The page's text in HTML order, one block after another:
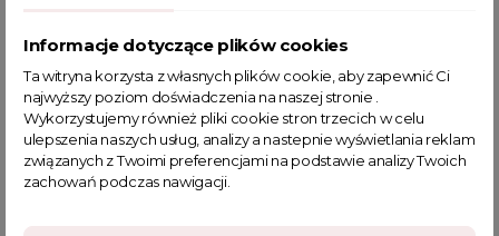
Krótka marynarka Chic czarna
Krótka, dwurzędowa marynarka to kluczowy element
garderoby, wyróżniający się eleganckim kołnierzem i zapięciem
na guzik. Jej klasyczny, ponadczasowy krój stanowi doskonałe
uzupełnienie wielu różnorodnych stylizacji, dodając im szyku i
Informacje dotyczące plików cookies
Ta witryna korzysta z własnych plików cookie, aby zapewnić Ci
najwyższy poziom doświadczenia na naszej stronie .
Wykorzystujemy również pliki cookie stron trzecich w celu
ulepszenia naszych usług, analizy a nastepnie wyświetlania reklam
związanych z Twoimi preferencjami na podstawie analizy Twoich
zachowań podczas nawigacji.